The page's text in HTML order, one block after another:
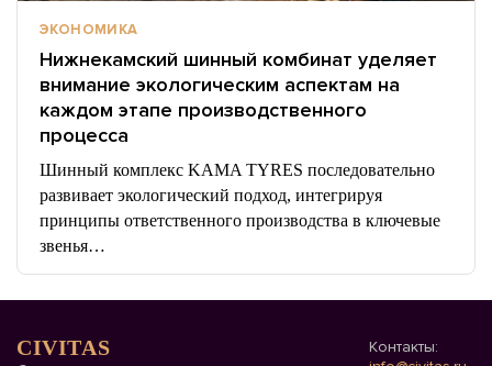
ЭКОНОМИКА
Нижнекамский шинный комбинат уделяет
внимание экологическим аспектам на
каждом этапе производственного
процесса
Шинный комплекс KAMA TYRES последовательно
развивает экологический подход, интегрируя
принципы ответственного производства в ключевые
звенья…
CIVITAS
Контакты: